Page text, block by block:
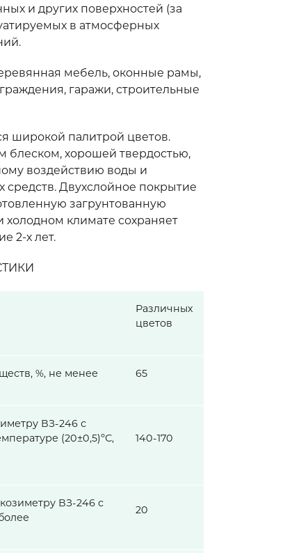
и других поверхностей (за
в атмосферных
мебель, оконные рамы,
гаражи, строительные
широкой палитрой цветов.
блеском, хорошей твердостью,
воздействию воды и
Двухслойное покрытие
загрунтованную
климате сохраняет
2-х лет.
Различных
цветов
%, не менее 65
ВЗ-246 с
(20±0,5)ºС,
140-170
ВЗ-246 с
20